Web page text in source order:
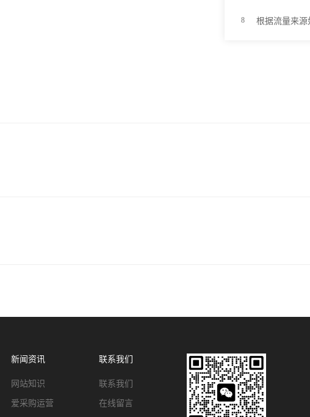
根据流量来源如
新闻资讯
网站知识
爱采购运营
联系我们
联系我们
在线留言